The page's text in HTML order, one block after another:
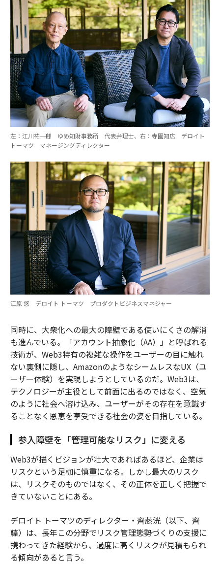
左：江川祐一郎 ゆめ知財事務所 代表弁理士、右：寺園知広 デロイト
トーマツ マネージングディレクター
江原 悠 デロイト トーマツ プロダクトビジネスマネジャー
同時に、大衆化への最大の障壁である使いにくさの解消
も進んでいる。「アカウント抽象化（AA）」と呼ばれる
技術が、Web3特有の複雑な操作をユーザーの目に触れ
ない裏側に隠し、AmazonのようなシームレスなUX（ユ
ーザー体験）を実現しようとしているのだ。Web3は、
テクノロジーが主役として前面に出るのではなく、空気
のように社会へ溶け込み、ユーザーがその存在を意識す
ることなく恩恵を享受できる社会の姿を目指している。
参入障壁を「管理可能なリスク」に変える
Web3が描くビジョンが壮大であればあるほど、企業は
リスクという足枷に慎重になる。しかし最大のリスク
は、リスクそのものではなく、その正体を正しく把握で
きていないことにある。
デロイト トーマツのディレクター・齊藤洸（以下、齊
藤）は、長年この分野でリスク管理態勢づくりの支援に
携わってきた経験から、過度に高くリスクが見積もられ
る傾向があると言う。